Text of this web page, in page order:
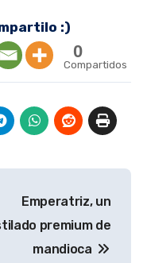
:)
0
Compartidos
Emperatriz, un
premium de
mandioca